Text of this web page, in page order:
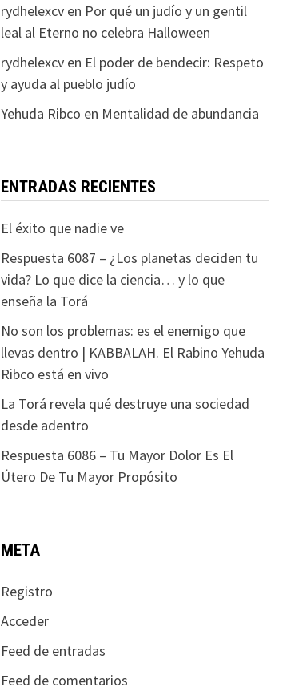
rydhelexcven Por qué un judío y un gentil
leal al Eterno no celebra Halloween
rydhelexcven El poder de bendecir: Respeto
y ayuda al pueblo judío
Yehuda Ribco en Mentalidad de abundancia
ENTRADAS RECIENTES
El éxito que nadie ve
Respuesta 6087 – ¿Los planetas deciden tu
vida? Lo que dice la ciencia… y lo que
enseña la Torá
No son los problemas: es el enemigo que
llevas dentro | KABBALAH. El Rabino Yehuda
Ribco está en vivo
La Torá revela qué destruye una sociedad
desde adentro
Respuesta 6086 – Tu Mayor Dolor Es El
Útero De Tu Mayor Propósito
META
Registro
Acceder
Feed de entradas
Feed de comentarios